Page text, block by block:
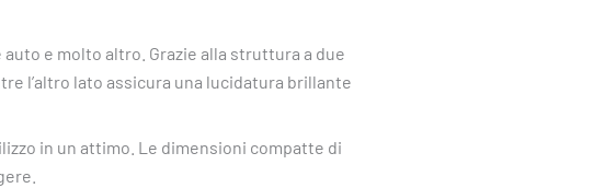
e molto altro. Grazie alla struttura a due
l’altro lato assicura una lucidatura brillante
in un attimo. Le dimensioni compatte di